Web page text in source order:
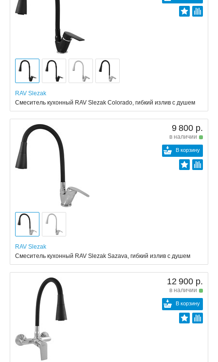
RAV Slezak
Смеситель кухонный RAV Slezak Colorado, гибкий излив с душем
9 800 р.
в наличии
В корзину
RAV Slezak
Смеситель кухонный RAV Slezak Sazava, гибкий излив с душем
12 900 р.
в наличии
В корзину